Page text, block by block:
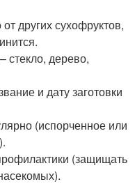
других сухофруктов,
стекло, дерево,
и дату заготовки
(испорченное или
(защищать